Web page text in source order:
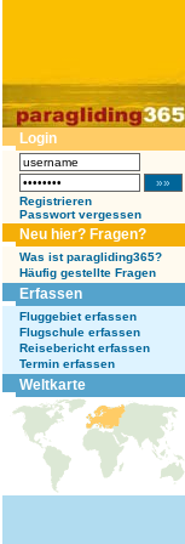
Login
Registrieren
Passwort vergessen
Neu hier? Fragen?
Was ist paragliding365?
Häufig gestellte Fragen
Erfassen
Fluggebiet erfassen
Flugschule erfassen
Reisebericht erfassen
Termin erfassen
Weltkarte